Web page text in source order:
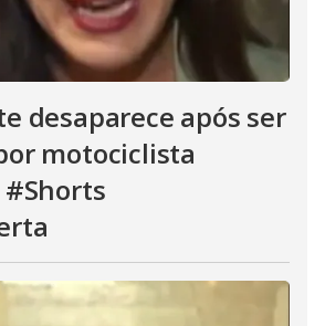
desaparece após ser
motociclista